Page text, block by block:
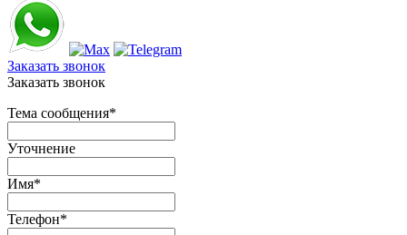
Заказать звонок
Заказать звонок
Тема сообщения*
Уточнение
Имя*
Телефон*